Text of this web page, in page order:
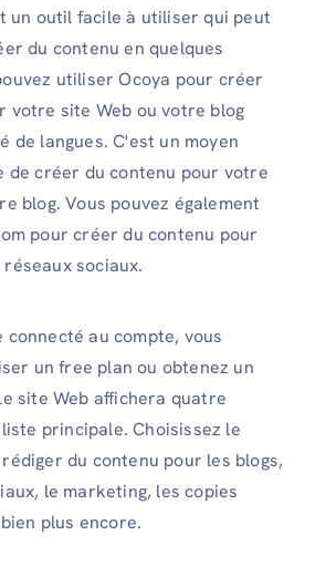
un outil facile à utiliser qui peut
du contenu en quelques
utiliser Ocoya pour créer
votre site Web ou votre blog
de langues. C'est un moyen
de créer du contenu pour votre
blog. Vous pouvez également
pour créer du contenu pour
sociaux.
au compte, vous
un free plan ou obtenez un
site Web affichera quatre
principale. Choisissez le
du contenu pour les blogs,
le marketing, les copies
plus encore.